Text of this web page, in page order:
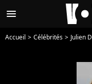
menu
Accueil Célébrités Julien